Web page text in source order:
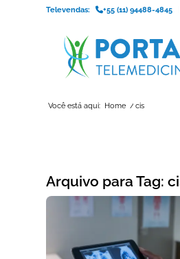
Televendas: +55 (11) 94488-4845
Você está aqui: Home / cis
Arquivo para Tag: